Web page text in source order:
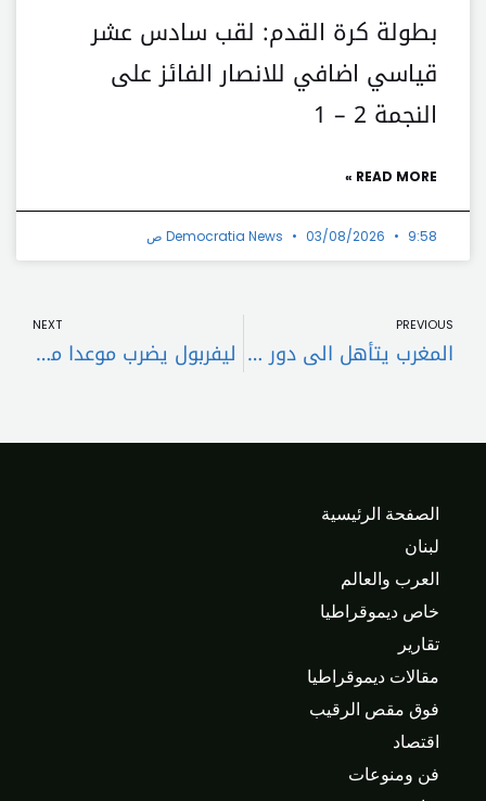
بطولة كرة القدم: لقب سادس عشر
قياسي اضافي للانصار الفائز على
النجمة 2 – 1
READ MORE »
Democratia News 03/08/2026 9:58 ص
PREVIOUS
المغرب يتأهل الى دور ال١٦ من كأس أفريقيا.. وينقذ ساحل العاج
NEXT
ليفربول يضرب موعدا مع تشيلسي بنهائي كأس الرابطة
الصفحة الرئيسية
لبنان
العرب والعالم
خاص ديموقراطيا
تقارير
مقالات ديموقراطيا
فوق مقص الرقيب
اقتصاد
فن ومنوعات